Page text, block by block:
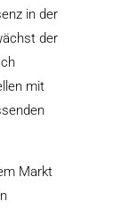
in der
der
mit
Markt